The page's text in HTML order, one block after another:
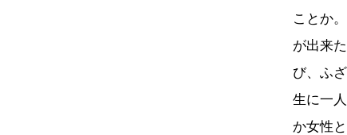
ことか
が出来
び、ふ
生に一
か女性